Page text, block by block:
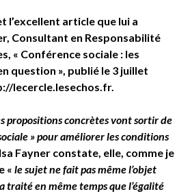
l’excellent article que lui a
Consultant en Responsabilité
« Conférence sociale : les
question », publié le 3 juillet
lecercle.lesechos.fr.
propositions concrètes vont sortir de
» pour améliorer les conditions
Fayner constate, elle, comme je
« le sujet ne fait pas même l’objet
traité en même temps que l’égalité